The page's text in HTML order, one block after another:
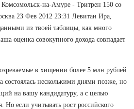
на-Амуре - Тритрен 150 со
23 Фев 2012 23:31 Левитан Ира,
из твоей таблицы, как много
оценка совокупного дохода совпадает
в хищении более 5 млн рублей
состоялась несколькими днями позже, но
на вашу кандидатуру, а с целью
Но если учитывать рост российского